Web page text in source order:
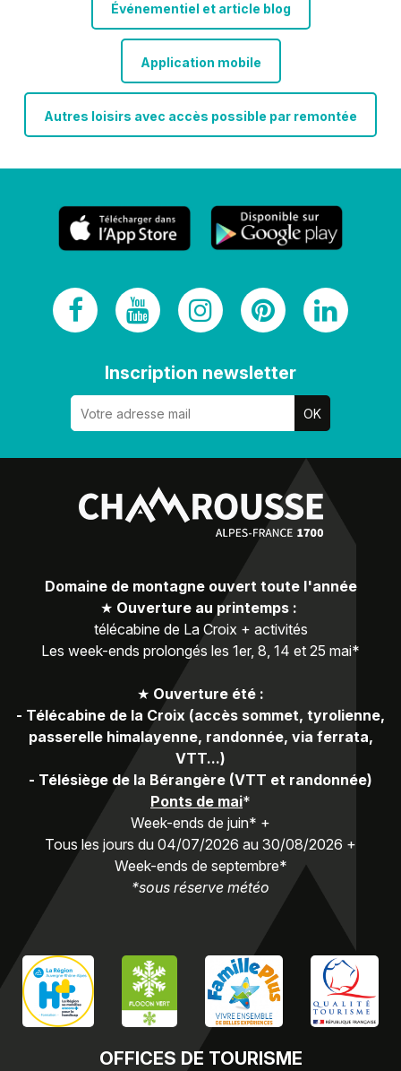
Événementiel et article blog
Application mobile
Autres loisirs avec accès possible par remontée
Inscription newsletter
OFFICES DE TOURISME
Domaine de montagne ouvert toute l'année
★ Ouverture au printemps :
télécabine de La Croix + activités
Les week-ends prolongés les 1er, 8, 14 et 25 mai*
★ Ouverture été :
- Télécabine de la Croix (accès sommet, tyrolienne,
passerelle himalayenne, randonnée, via ferrata,
VTT...)
- Télésiège de la Bérangère (VTT et randonnée)
Ponts de mai*
Week-ends de juin* +
Tous les jours du 04/07/2026 au 30/08/2026 +
Week-ends de septembre*
*sous réserve météo